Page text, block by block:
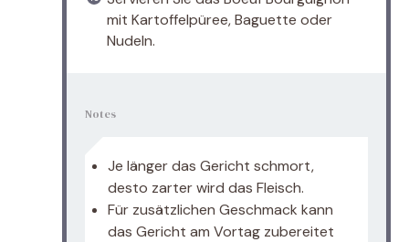
mit Kartoffelpüree, Baguette oder
Nudeln.
Notes
Je länger das Gericht schmort,
desto zarter wird das Fleisch.
Für zusätzlichen Geschmack kann
das Gericht am Vortag zubereitet